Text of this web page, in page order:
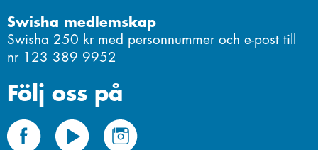
Swisha medlemskap
Swisha 250 kr med personnummer och e-post till
nr 123 389 9952
Följ oss på